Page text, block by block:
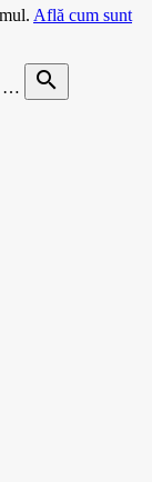
Află cum sunt
… search